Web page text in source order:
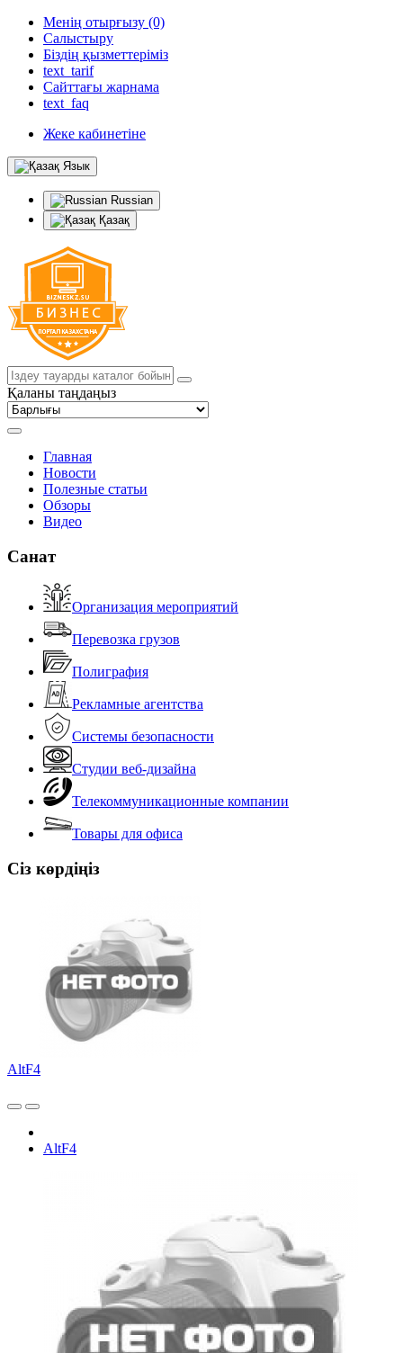
Менің отырғызу (0)
Салыстыру
Біздің қызметтеріміз
text_tarif
Сайттағы жарнама
text_faq
Жеке кабинетіне
Язык
Russian
Қазақ
Қаланы таңдаңыз
Главная
Новости
Полезные статьи
Обзоры
Видео
Санат
Организация мероприятий
Перевозка грузов
Полиграфия
Рекламные агентства
Системы безопасности
Студии веб-дизайна
Телекоммуникационные компании
Товары для офиса
Сіз көрдіңіз
AltF4
AltF4